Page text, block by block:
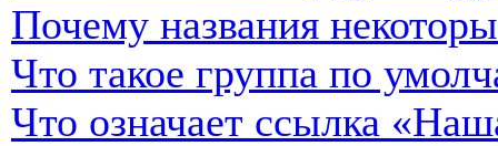
Почему названия
Что такое группа по
Что означает ссылка